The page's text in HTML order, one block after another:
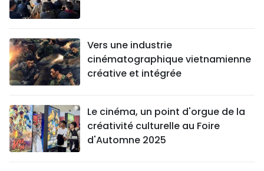
INFOGRAPHIE
PHOTO
À PROPOS DU "PEUPLE"
Vers une industrie
cinématographique vietnamienne
créative et intégrée
Le cinéma, un point d'orgue de la
créativité culturelle au Foire
d'Automne 2025